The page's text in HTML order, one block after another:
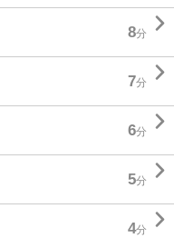
8分 
7分 
6分 
5分 
4分 